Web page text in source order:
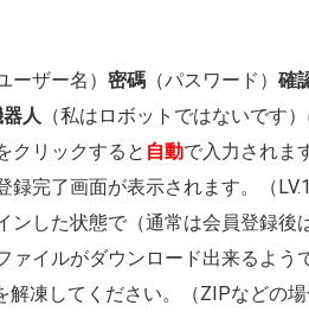
ーザー名） 密碼 （パスワード） 確
人
（私はロボットではないです
クリックすると 自動で入力されま
録完了画面が表示されます。（
ンした状態で（通常は会員登録後
ァイルがダウンロード出来るよう
凍してください。（ZIPなどの場